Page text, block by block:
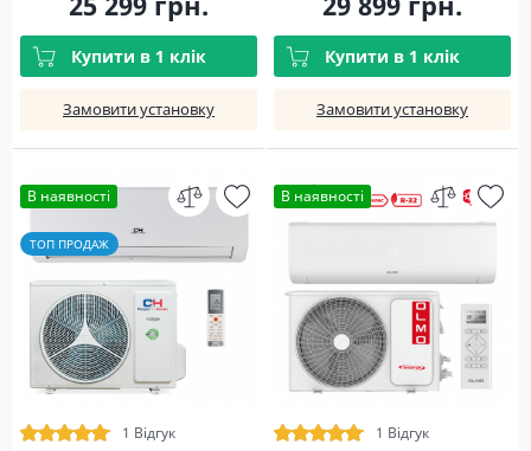
Купити в 1 клік
Замовити установку
Купити в 1 клік
Замовити установку
В наявності
ТОП ПРОДАЖ
1 Відгук
В наявності
1 Відгук